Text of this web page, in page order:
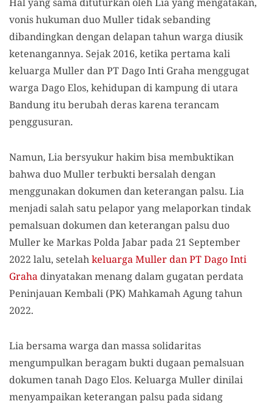
vonis hukuman duo Muller tidak sebanding
dibandingkan dengan delapan tahun warga diusik
ketenangannya. Sejak 2016, ketika pertama kali
keluarga Muller dan PT Dago Inti Graha menggugat
warga Dago Elos, kehidupan di kampung di utara
Bandung itu berubah deras karena terancam
penggusuran.
Namun, Lia bersyukur hakim bisa membuktikan
bahwa duo Muller terbukti bersalah dengan
menggunakan dokumen dan keterangan palsu. Lia
menjadi salah satu pelapor yang melaporkan tindak
pemalsuan dokumen dan keterangan palsu duo
Muller ke Markas Polda Jabar pada 21 September
2022 lalu, setelahkeluarga Muller dan PT Dago Inti
Graha dinyatakan menang dalam gugatan perdata
Peninjauan Kembali (PK) Mahkamah Agung tahun
2022.
Lia bersama warga dan massa solidaritas
mengumpulkan beragam bukti dugaan pemalsuan
dokumen tanah Dago Elos. Keluarga Muller dinilai
menyampaikan keterangan palsu pada sidang